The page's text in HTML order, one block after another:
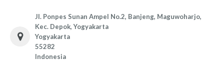
Jl. Ponpes Sunan Ampel No.2, Banjeng, Maguwoharjo,
Kec. Depok, Yogyakarta
Yogyakarta
55282
Indonesia